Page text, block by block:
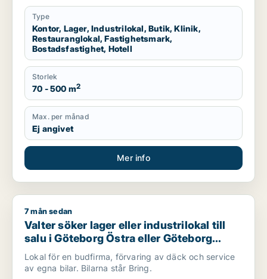
Type
Kontor, Lager, Industrilokal, Butik, Klinik,
Restauranglokal, Fastighetsmark,
Bostadsfastighet, Hotell
Storlek
70 - 500 m2
Max. per månad
Ej angivet
Mer info
Valter söker lager eller industrilokal till salu i Göteborg Östra
7 mån sedan
Valter söker lager eller industrilokal till
salu i Göteborg Östra eller Göteborg
Västra
Lokal för en budfirma, förvaring av däck och service
av egna bilar. Bilarna står Bring.